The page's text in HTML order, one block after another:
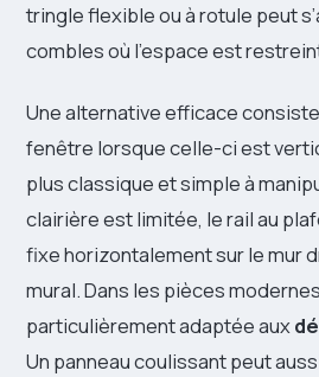
tringle flexible ou à rotule peut
combles où l’espace est
Une alternative efficace
fenêtre lorsque celle-ci est
plus classique et simple à
clairière est limitée, le rail au
fixe horizontalement sur le mur
mural. Dans les pièces
particulièrement adaptée aux
Un panneau coulissant peut